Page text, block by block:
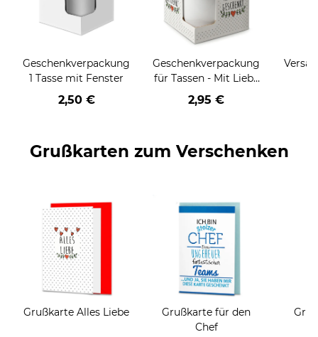
Geschenkverpackung
1 Tasse mit Fenster
2,50 €
Geschenkverpackung
für Tassen - Mit Liebe
geschenkt
2,95 €
Grußkarten zum Verschenken
Grußkarte Alles Liebe
Grußkarte für den
Chef